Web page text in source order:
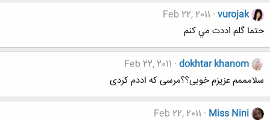
vurojak
Feb 22, 2011
حتما گلم اددت مي كنم
dokhtar khanom
Feb 22, 2011
سلامممم عزیزم خوبی؟؟مرسی که اددم کردی
Miss Nini
Feb 22, 2011